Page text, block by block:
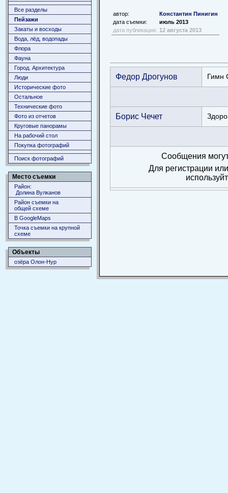
Все разделы
Пейзажи
Закаты и восходы
Вода, лёд, водопады
Флора
Фауна
Город. Архитектура
Люди
Исторические фото
Остальное
Технические фото
Фото из отчетов
Круговые панорамы
На рабочий стол
Покупка фотографий
Поиск фотографий
Место съемки
Район:
Долина Вулканов
Район съемки на
общей схеме
В GoogleMaps
Точка съемки на крупной
схеме
Объекты
озёра Олон-Нур
автор:
Константин Пинигин
дата съемки:
июль 2013
дата публикации: 12 августа 2013
Федор Дрогунов Гимн
Борис Чечет
Сообщения
Для регистрации